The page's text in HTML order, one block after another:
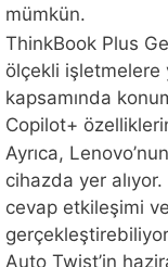
mümkün.
ThinkBook Plus
ölçekli işletmelere
kapsamında
Copilot+
Ayrıca,
cihazda yer
cevap etkileşimi
Auto Twist’in